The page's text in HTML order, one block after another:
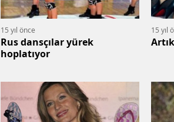
15 yıl önce
Rus dansçılar yürek
hoplatıyor
15 yıl